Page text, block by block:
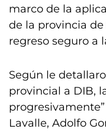
marco de la
de la provincia
regreso seguro a
Según le
provincial a DIB,
Lavalle, Adolfo